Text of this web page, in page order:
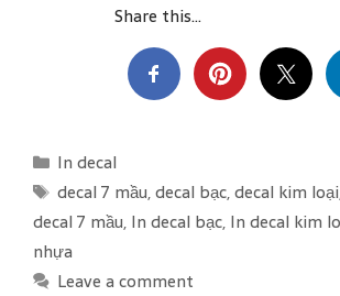
Share this...
C
a
t
e
g
In decal
T
a
g
s
decal 7 mầu,decal bạc,decal kim loại
decal 7 mầu, In decal bạc, In decal kim
nhựa
Leave a comment